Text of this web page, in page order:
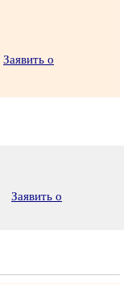
Заявить о
Заявить о